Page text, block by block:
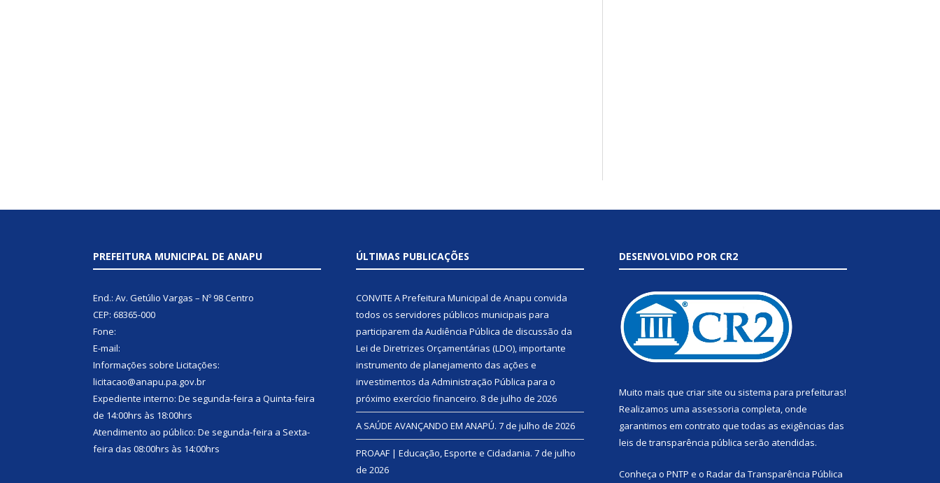
PREFEITURA MUNICIPAL DE ANAPU
End.: Av. Getúlio Vargas – Nº 98 Centro
CEP: 68365-000
Fone:
E-mail:
Informações sobre Licitações:
licitacao@anapu.pa.gov.br
Expediente interno: De segunda-feira a Quinta-feira
de 14:00hrs às 18:00hrs
Atendimento ao público: De segunda-feira a Sexta-
feira das 08:00hrs às 14:00hrs
ÚLTIMAS PUBLICAÇÕES
CONVITE A Prefeitura Municipal de Anapu convida
todos os servidores públicos municipais para
participarem da Audiência Pública de discussão da
Lei de Diretrizes Orçamentárias (LDO), importante
instrumento de planejamento das ações e
investimentos da Administração Pública para o
próximo exercício financeiro. 8 de julho de 2026
A SAÚDE AVANÇANDO EM ANAPÚ. 7 de julho de 2026
PROAAF | Educação, Esporte e Cidadania. 7 de julho
de 2026
DESENVOLVIDO POR CR2
Muito mais que criar site ou sistema para prefeituras!
Realizamos uma assessoria completa, onde
garantimos em contrato que todas as exigências das
leis de transparência pública serão atendidas.
Conheça o PNTP e o Radar da Transparência Pública